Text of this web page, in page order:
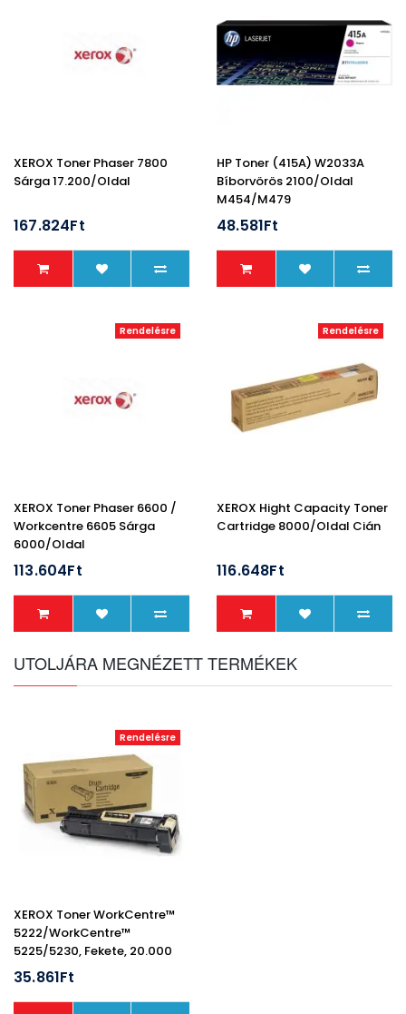
XEROX Toner Phaser 7800
Sárga 17.200/oldal
167.824Ft
HP Toner (415A) W2033A
Bíborvörös 2100/oldal
M454/M479
48.581Ft
Rendelésre
XEROX Toner Phaser 6600 /
Workcentre 6605 Sárga
6000/oldal
113.604Ft
Rendelésre
XEROX Hight Capacity Toner
Cartridge 8000/oldal Cián
116.648Ft
UTOLJÁRA MEGNÉZETT TERMÉKEK
Rendelésre
XEROX Toner WorkCentre™
5222/WorkCentre™
5225/5230, Fekete, 20.000
Oldal
35.861Ft